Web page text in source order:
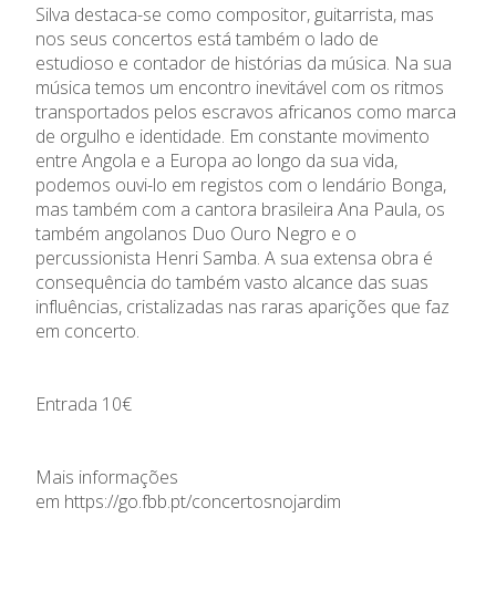
Silva destaca-se como compositor, guitarrista, mas
nos seus concertos está também o lado de
estudioso e contador de histórias da música. Na sua
música temos um encontro inevitável com os ritmos
transportados pelos escravos africanos como marca
de orgulho e identidade. Em constante movimento
entre Angola e a Europa ao longo da sua vida,
podemos ouvi-lo em registos com o lendário Bonga,
mas também com a cantora brasileira Ana Paula, os
também angolanos Duo Ouro Negro e o
percussionista Henri Samba. A sua extensa obra é
consequência do também vasto alcance das suas
influências, cristalizadas nas raras aparições que faz
em concerto.
Entrada 10€
Mais informações
em https://go.fbb.pt/concertosnojardim